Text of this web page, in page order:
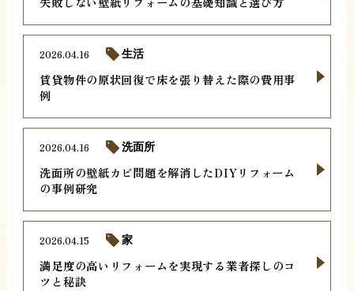
賃貸物件の原状回復で床を張り替えた際の費用事
例
2026.04.16 生活
洗面所の壁紙カビ問題を解消したDIYリフォーム
の事例研究
2026.04.16 洗面所
満足度の高いリフォームを実現する業者探しのコ
ツと秘訣
2026.04.15 家